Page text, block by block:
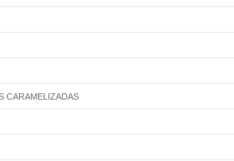
CARAMELIZADAS